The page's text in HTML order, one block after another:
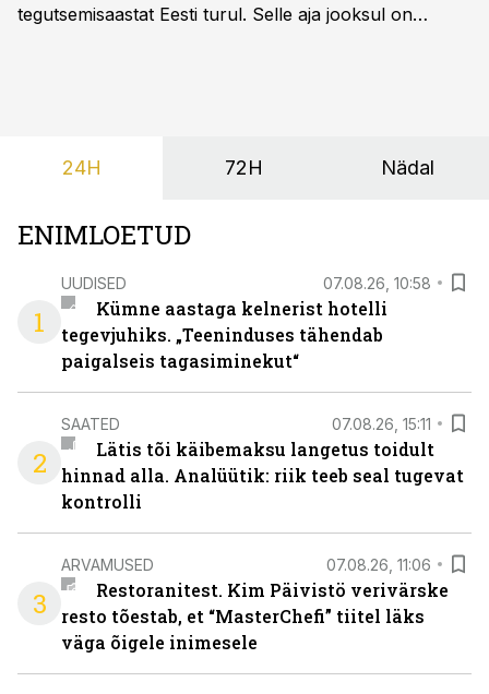
tegutsemisaastat Eesti turul. Selle aja jooksul on
24H 72H Nädal
ENIMLOETUD
1
UUDISED 07.08.26, 10:58
Kümne aastaga kelnerist hotelli
tegevjuhiks. „Teeninduses tähendab
paigalseis tagasiminekut“
2
SAATED 07.08.26, 15:11
Lätis tõi käibemaksu langetus toidult
hinnad alla. Analüütik: riik teeb seal tugevat
kontrolli
3
ARVAMUSED 07.08.26, 11:06
Restoranitest. Kim Päivistö verivärske
resto tõestab, et “MasterChefi” tiitel läks
väga õigele inimesele